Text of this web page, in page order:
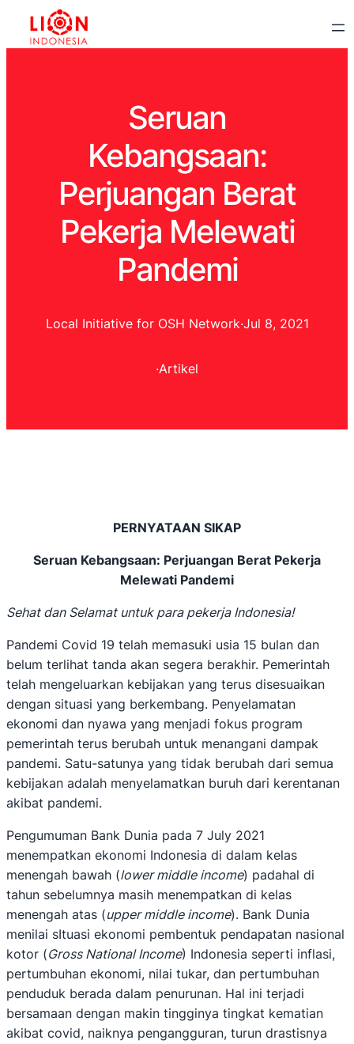
Seruan
Kebangsaan:
Perjuangan Berat
Pekerja Melewati
Pandemi
Local Initiative for OSH Network·Jul 8, 2021
·Artikel
PERNYATAAN SIKAP
Seruan Kebangsaan: Perjuangan Berat Pekerja
Melewati Pandemi
Sehat dan Selamat untuk para pekerja Indonesia!
Pandemi Covid 19 telah memasuki usia 15 bulan dan
belum terlihat tanda akan segera berakhir. Pemerintah
telah mengeluarkan kebijakan yang terus disesuaikan
dengan situasi yang berkembang. Penyelamatan
ekonomi dan nyawa yang menjadi fokus program
pemerintah terus berubah untuk menangani dampak
pandemi. Satu-satunya yang tidak berubah dari semua
kebijakan adalah menyelamatkan buruh dari kerentanan
akibat pandemi.
Pengumuman Bank Dunia pada 7 July 2021
menempatkan ekonomi Indonesia di dalam kelas
menengah bawah (lower middle income) padahal di
tahun sebelumnya masih menempatkan di kelas
menengah atas (upper middle income). Bank Dunia
menilai sItuasi ekonomi pembentuk pendapatan nasional
kotor (Gross National Income) Indonesia seperti inflasi,
pertumbuhan ekonomi, nilai tukar, dan pertumbuhan
penduduk berada dalam penurunan. Hal ini terjadi
bersamaan dengan makin tingginya tingkat kematian
akibat covid, naiknya pengangguran, turun drastisnya